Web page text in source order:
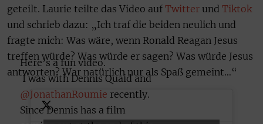
geteilt. Laurie teilte das Video aufTwitter und Tiktok
und schrieb dazu: „Ich traf die beiden neulich und
fragte mich: Was wäre, wenn Ronald Reagan Jesus
treffen würde? Was würde er sagen? Was würde Jesus
antworten? War natürlich nur als Spaß gemeint…“
Here’s a fun video.
I was with Dennis Quaid and
@JonathanRoumie recently.
Since Dennis has a film